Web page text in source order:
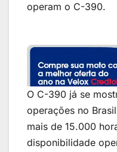
operam o C-390.
O C-390 já se
operações no
mais de 15.000
disponibilidade